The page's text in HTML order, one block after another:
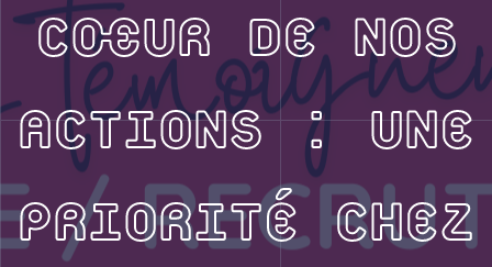
CŒUR DE NOS
ACTIONS : UNE
PRIORITÉ CHEZ